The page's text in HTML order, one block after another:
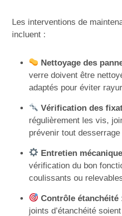
Les interventions de
incluent :
Nettoyage des
verre doivent être
adaptés pour éviter
Vérification des
régulièrement les vis,
prévenir tout
Entretien mécanique
vérification du bon
coulissants ou
Contrôle étanchéité
joints d’étanchéité